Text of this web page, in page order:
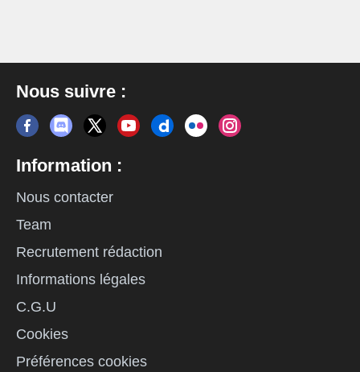
Nous suivre :
Information :
Nous contacter
Team
Recrutement rédaction
Informations légales
C.G.U
Cookies
Préférences cookies